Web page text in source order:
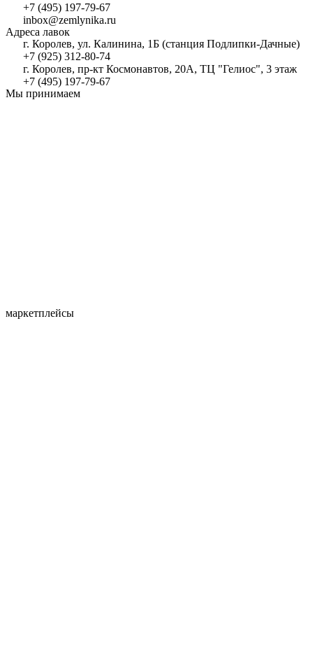
+7 (495) 197-79-67
inbox@zemlynika.ru
Адреса лавок
г. Королев, ул. Калинина, 1Б (станция Подлипки-Дачные)
+7 (925) 312-80-74
г. Королев, пр-кт Космонавтов, 20А, ТЦ "Гелиос", 3 этаж
+7 (495) 197-79-67
Мы принимаем
маркетплейсы